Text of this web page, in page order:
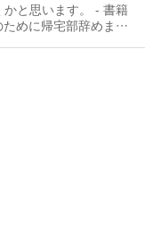
います。 - 書籍
めに帰宅部辞めまし